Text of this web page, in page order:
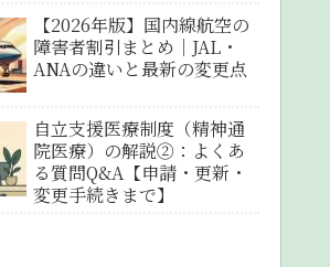
【2026年版】国内線航空の
障害者割引まとめ｜JAL・
ANAの違いと最新の変更点
自立支援医療制度（精神通
院医療）の解説②：よくあ
る質問Q&A【申請・更新・
変更手続きまで】